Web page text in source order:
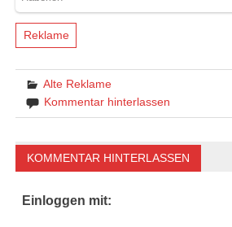
Reklame
Alte Reklame
Kommentar hinterlassen
KOMMENTAR HINTERLASSEN
Einloggen mit: